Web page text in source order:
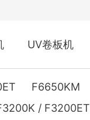
UV卷板机
F6650KM
/ F3200ET